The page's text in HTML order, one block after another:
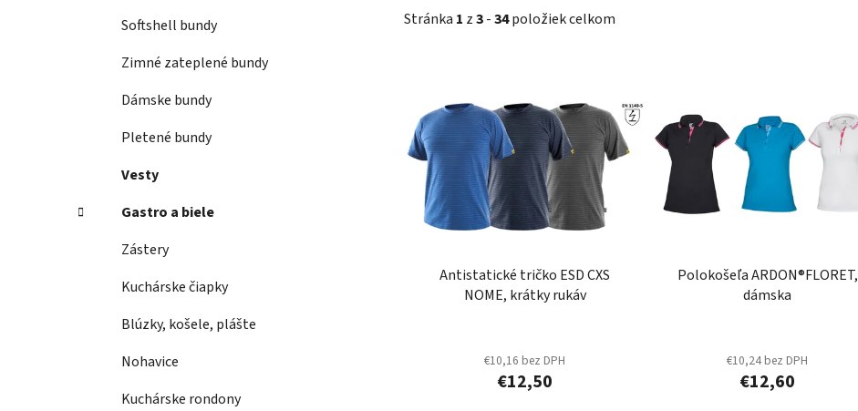
Softshell bundy
Zimné zateplené bundy
Dámske bundy
Pletené bundy
Vesty
Gastro a biele
Zástery
Kuchárske čiapky
Blúzky, košele, plášte
Nohavice
Kuchárske rondony
Stránka 1 z3-34položiek celkom
p
i
Antistatické tričko ESD CXS
NOME, krátky rukáv
€10,16 bez DPH
€12,50
Polokošeľa ARDON®FLORET,
dámska
€10,24 bez DPH
€12,60